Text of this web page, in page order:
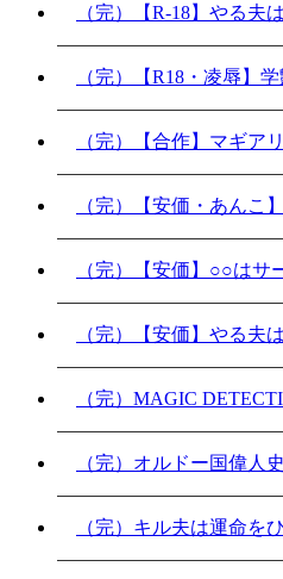
（完）【R-18】やる夫
（完）【R18・凌辱】
（完）【合作】マギア
（完）【安価・あんこ
（完）【安価】○○は
（完）【安価】やる夫
（完）MAGIC
（完）オルドー国偉人
（完）キル夫は運命を